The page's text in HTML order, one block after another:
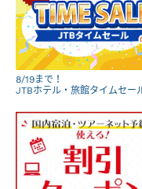
8/19まで！
JTBホテル・旅館タイムセー